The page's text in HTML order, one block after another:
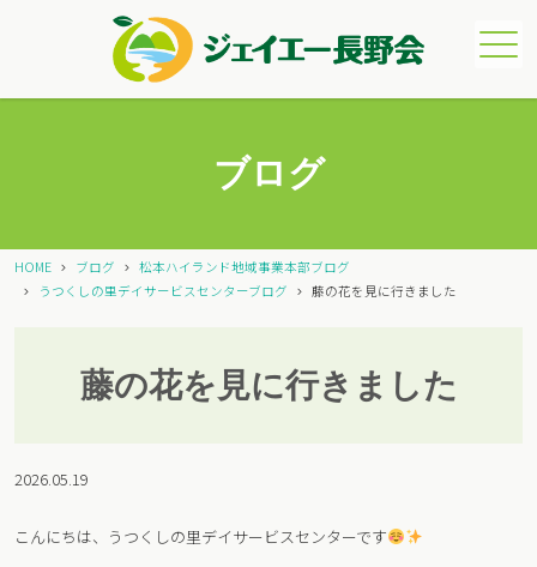
メニュー
ブログ
HOME ブログ
松本ハイランド地域事業本部ブログ
うつくしの里デイサービスセンターブログ
藤の花を見に行きました
藤の花を見に行きました
2026.05.19
こんにちは、うつくしの里デイサービスセンターです